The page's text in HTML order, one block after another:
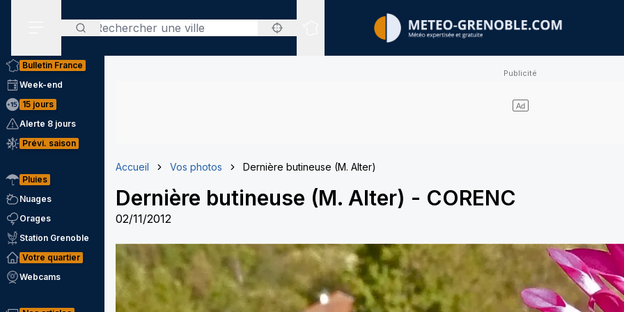
Rechercher
Sites expertisés
Bulletin France
Week-end
15 jours
Alerte 8 jours
Prévi. saison
Pluies
Nuages
Orages
Station Grenoble
Votre quartier
Webcams
Accueil Vos photos Dernière butineuse (M. Alter)
Dernière butineuse (M. Alter) - CORENC
02/11/2012